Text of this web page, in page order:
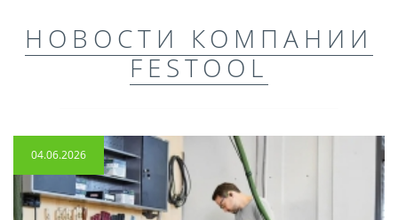
НОВОСТИ КОМПАНИИ
FESTOOL
04.06.2026